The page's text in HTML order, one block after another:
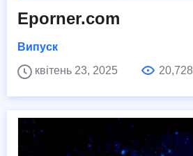
Eporner.com
Випуск
квітень 23, 2025
20,728